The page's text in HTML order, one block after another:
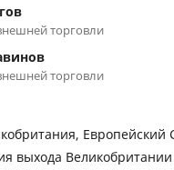
торговли
торговли
выхода